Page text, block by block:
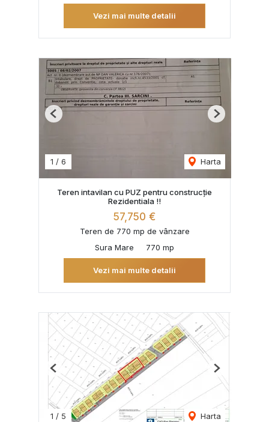
Vezi mai multe detalii
1 / 6 Harta
Previous Next
Teren intavilan cu PUZ pentru construcție
Rezidentiala !!
57,750 €
Teren de 770 mp de vânzare
Sura Mare
770 mp
Vezi mai multe detalii
1 / 5 Harta
Previous Next